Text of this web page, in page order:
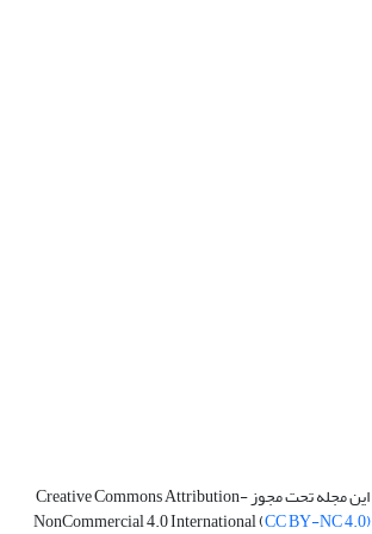
این مجله تحت مجوز Creative Commons Attribution-
NonCommercial 4.0 International (CC BY-NC 4.0)